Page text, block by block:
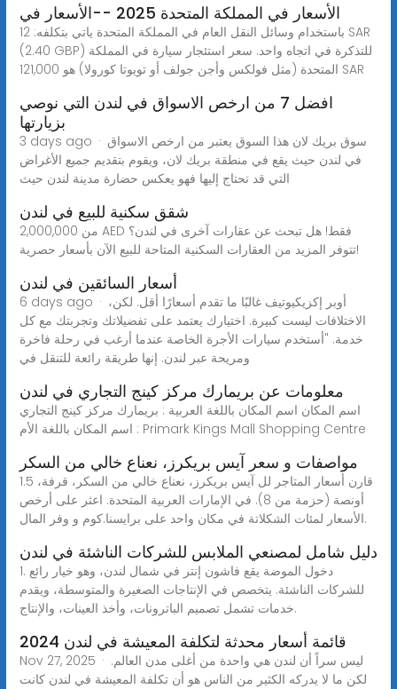
الأسعار في المملكة المتحدة 2025 --الأسعار في
باستخدام وسائل النقل العام في المملكة المتحدة ياتي بتكلفه: 12 SAR
(2.40 GBP) للتذكرة في اتجاه واحد. سعر استئجار سيارة في المملكة
المتحدة (مثل فولكس وأجن جولف أو تويوتا كورولا) هو 121,000 SAR
افضل 7 من ارخص الاسواق في لندن التي نوصي
بزيارتها
3 days ago · سوق بريك لان هذا السوق يعتبر من ارخص الاسواق
في لندن حيث يقع في منطقة بريك لان، ويقوم بتقديم جميع الأغراض
التي قد تحتاج إليها فهو يعكس حضارة مدينة لندن حيث
شقق سكنية للبيع في لندن
من 2,000,000 AED فقط! هل تبحث عن عقارات آخرى في لندن؟
تتوفر المزيد من العقارات السكنية المتاحة للبيع الآن بأسعار حصرية!
أسعار السائقين في لندن
6 days ago · أوبر إكزيكيوتيف غالبًا ما تقدم أسعارًا أقل. لكن،
الاختلافات ليست كبيرة. اختيارك يعتمد على تفضيلاتك وتجربتك مع كل
خدمة. "أستخدم سيارات الأجرة الخاصة عندما أرغب في رحلة فاخرة
ومريحة عبر لندن. إنها طريقة رائعة للتنقل في
معلومات عن بريمارك مركز كينج التجاري في لندن
اسم المكان اسم المكان باللغة العربية : بريمارك مركز كينج التجاري
اسم المكان باللغة الأم : Primark Kings Mall Shopping Centre
مواصفات و سعر آيس بريكرز، نعناع خالي من السكر
قارن أسعار المتاجر لل آيس بريكرز، نعناع خالي من السكر، قرفة، 1.5
أونصة (حزمة من 8). في الإمارات العربية المتحدة. اعثر على أرخص
الأسعار لمئات الشكلاتة في مكان واحد على برايسنا.كوم و وفر المال.
دليل شامل لمصنعي الملابس للشركات الناشئة في لندن
1. دخول الموضة يقع فاشون إنتر في شمال لندن، وهو خيار رائع
للشركات الناشئة. يتخصص في الإنتاجات الصغيرة والمتوسطة، ويقدم
خدمات تشمل تصميم الباترونات، وأخذ العينات، والإنتاج.
2024 قائمة أسعار محدثة لتكلفة المعيشة في لندن
Nov 27, 2025 · ليس سراً أن لندن هي واحدة من أغلى مدن العالم.
لكن ما لا يدركه الكثير من الناس هو أن تكلفة المعيشة في لندن كانت